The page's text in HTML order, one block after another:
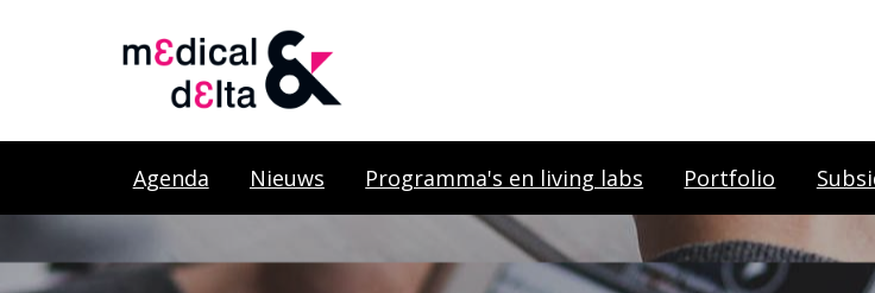
Agenda Nieuws Programma's en living labs Portfolio